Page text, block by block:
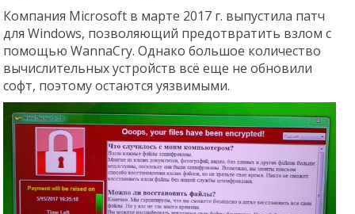
Компания Мicrosoft в марте 2017 г. выпустила патч
для Windows, позволяющий предотвратить взлом с
помощью WannaCry. Однако большое количество
вычислительных устройств всё еще не обновили
софт, поэтому остаются уязвимыми.